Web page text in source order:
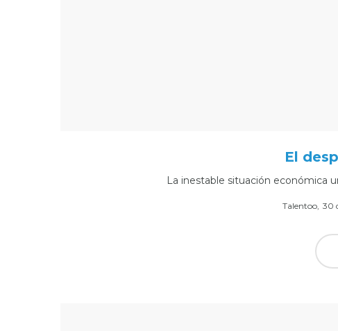
El
La inestable situación económica
PorTalentoo 30